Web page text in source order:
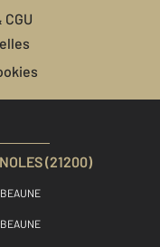
(21200)